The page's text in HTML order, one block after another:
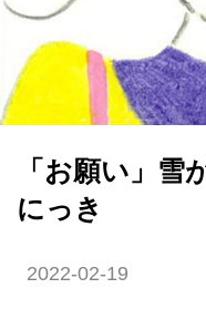
「お願い」雪
にっき
2022-02-19